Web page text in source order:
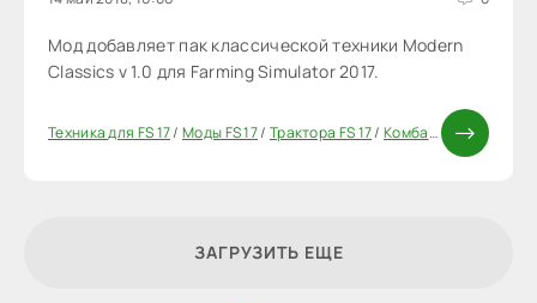
Мод добавляет пак классической техники Modern
Classics v 1.0 для Farming Simulator 2017.
Техника для FS 17/Моды FS 17/ Трактора FS 17/Комбайны FS 17
ЗАГРУЗИТЬ ЕЩЕ